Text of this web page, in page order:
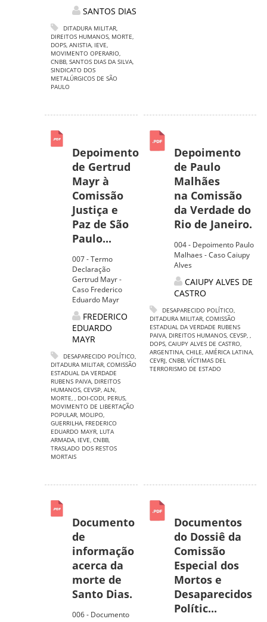
SANTOS DIAS
DITADURA MILITAR,
DIREITOS HUMANOS, MORTE,
DOPS, ANISTIA, IEVE,
MOVIMENTO OPERARIO,
CNBB, SANTOS DIAS DA SILVA,
SINDICATO DOS
METALÚRGICOS DE SÃO
PAULO
Depoimento
de Gertrud
Mayr à
Comissão
Justiça e
Paz de São
Paulo...
007 - Termo
Declaração
Gertrud Mayr -
Caso Frederico
Eduardo Mayr
FREDERICO
EDUARDO
MAYR
DESAPARECIDO POLÍTICO,
DITADURA MILITAR, COMISSÃO
ESTADUAL DA VERDADE
RUBENS PAIVA, DIREITOS
HUMANOS, CEVSP, ALN,
MORTE, , DOI-CODI, PERUS,
MOVIMENTO DE LIBERTAÇÃO
POPULAR, MOLIPO,
GUERRILHA, FREDERICO
EDUARDO MAYR, LUTA
ARMADA, IEVE, CNBB,
TRASLADO DOS RESTOS
MORTAIS
Depoimento
de Paulo
Malhães
na Comissão
da Verdade do
Rio de Janeiro.
004 - Depoimento Paulo
Malhaes - Caso Caiupy
Alves
CAIUPY ALVES DE
CASTRO
DESAPARECIDO POLÍTICO,
DITADURA MILITAR, COMISSÃO
ESTADUAL DA VERDADE RUBENS
PAIVA, DIREITOS HUMANOS, CEVSP, ,
DOPS, CAIUPY ALVES DE CASTRO,
ARGENTINA, CHILE, AMÉRICA LATINA,
CEVRJ, CNBB, VÍCTIMAS DEL
TERRORISMO DE ESTADO
Documento
de
informação
acerca da
morte de
Santo Dias.
006 - Documento
Documentos
do Dossiê da
Comissão
Especial dos
Mortos e
Desaparecidos
Polític...